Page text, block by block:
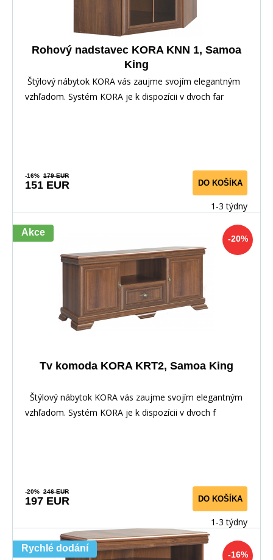
Rohový nadstavec KORA KNN 1, Samoa
King
Štýlový nábytok KORA vás zaujme svojím elegantným
vzhľadom. Systém KORA je k dispozícii v dvoch far
-16% 179 EUR
151 EUR DO KOŠÍKA
1-3 týdny
-20%
Akce
Tv komoda KORA KRT2, Samoa King
Štýlový nábytok KORA vás zaujme svojím elegantným
vzhľadom. Systém KORA je k dispozícii v dvoch f
-20% 246 EUR
197 EUR DO KOŠÍKA
1-3 týdny
-16%
Rychlé dodání